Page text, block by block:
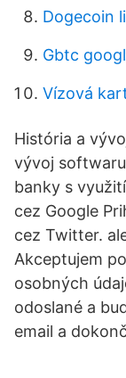
Dogecoin
Gbtc
Vízová
História a
vývoj
banky s
cez Google
cez Twitter.
Akceptujem
osobných
odoslané a
email a